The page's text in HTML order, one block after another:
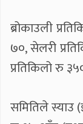
ब्रोकाउली
७०, सेलरी
प्रतिकिलो रु
समितिले स्याउ